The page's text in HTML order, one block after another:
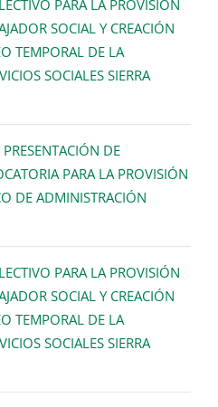
PARA LA PROVISIÓN
SOCIAL Y CREACIÓN
TEMPORAL DE LA
SOCIALES SIERRA
DE
PARA LA PROVISIÓN
DE ADMINISTRACIÓN
PARA LA PROVISIÓN
SOCIAL Y CREACIÓN
TEMPORAL DE LA
SOCIALES SIERRA